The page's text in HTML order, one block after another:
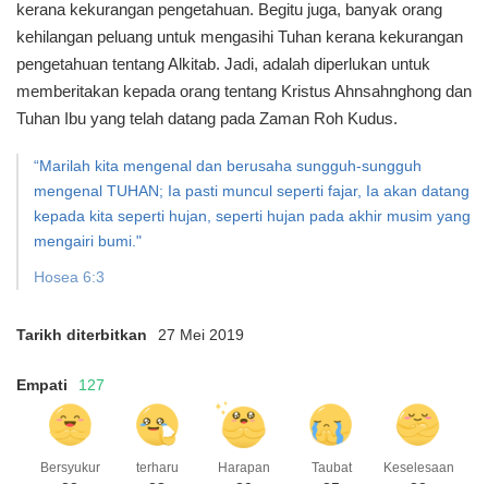
kerana kekurangan pengetahuan. Begitu juga, banyak orang
kehilangan peluang untuk mengasihi Tuhan kerana kekurangan
pengetahuan tentang Alkitab. Jadi, adalah diperlukan untuk
memberitakan kepada orang tentang Kristus Ahnsahnghong dan
Tuhan Ibu yang telah datang pada Zaman Roh Kudus.
“Marilah kita mengenal dan berusaha sungguh-sungguh
mengenal TUHAN; Ia pasti muncul seperti fajar, Ia akan datang
kepada kita seperti hujan, seperti hujan pada akhir musim yang
mengairi bumi."
Hosea 6:3
Tarikh diterbitkan 27 Mei 2019
Empati 127
Bersyukur terharu Harapan Taubat Keselesaan